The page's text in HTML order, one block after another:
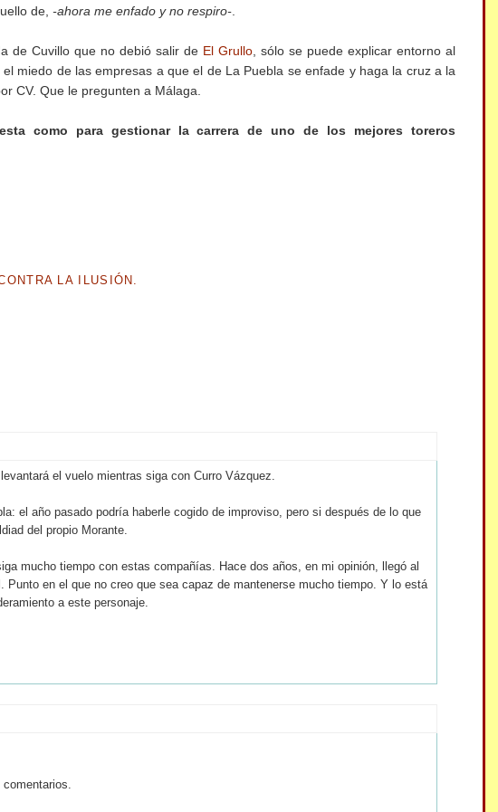
de, -ahora me enfado y no respiro-
de Cuvillo que no debió salir de El Grullo , sólo se puede explicar entorno al
miedo de las empresas a que el de La Puebla se enfade y haga la cruz a la
CV. Que le pregunten a Málaga.
como para gestionar la carrera de uno de los mejores toreros
LA ILUSIÓN.
el vuelo mientras siga con Curro Vázquez.
el año pasado podría haberle cogido de improviso, pero si después de lo que
del propio Morante.
mucho tiempo con estas compañías. Hace dos años, en mi opinión, llegó al
en el que no creo que sea capaz de mantenerse mucho tiempo. Y lo está
a este personaje.